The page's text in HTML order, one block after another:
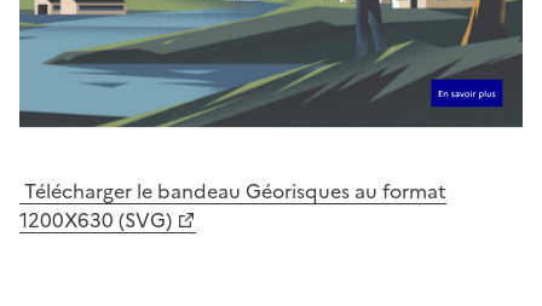
Télécharger le bandeau Géorisques au format
1200X630 (SVG)